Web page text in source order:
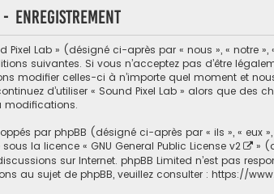
Enregistrement
Pixel Lab » (désigné ci-après par « nous », « notre
suivantes. Si vous n’acceptez pas d’être
modifier celles-ci à n’importe quel moment et
d’utiliser « Sound Pixel Lab » alors que
modifications.
par phpBB (désigné ci-après par « ils », « eux
la licence « GNU General Public License v2 »
sur Internet. phpBB Limited n’est pas
au sujet de phpBB, veuillez consulter : https://